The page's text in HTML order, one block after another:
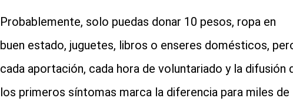
Probablemente, solo puedas donar 10 pesos, ropa en
buen estado, juguetes, libros o enseres domésticos,
cada aportación, cada hora de voluntariado y la difusión
los primeros síntomas marca la diferencia para miles de